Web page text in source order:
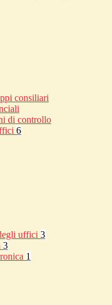
consiliari
di controllo
6
uffici 3
3
1